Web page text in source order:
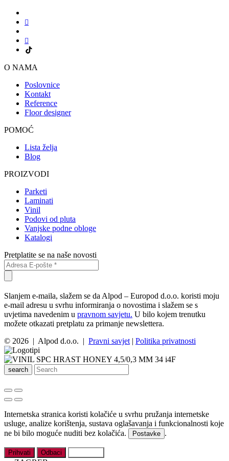
O NAMA
Poslovnice
Kontakt
Reference
Floor designer
POMOĆ
Lista želja
Blog
PROIZVODI
Parketi
Laminati
Vinil
Podovi od pluta
Vanjske podne obloge
Katalogi
Pretplatite se na naše novosti
Slanjem e-maila, slažem se da Alpod – Europod d.o.o. koristi moju
e-mail adresu u svrhu informiranja o novostima i slažem se s
uvjetima navedenim u pravnom savjetu. U bilo kojem trenutku
možete otkazati pretplatu za primanje newslettera.
© 2026 | Alpod d.o.o. | Pravni savjet | Politika privatnosti
search
Internetska stranica koristi kolačiće u svrhu pružanja internetske
usluge, analize korištenja, sustava oglašavanja i funkcionalnosti koje
ne bi bilo moguće nuditi bez kolačića.
Postavke .
Prihvati Odbaci